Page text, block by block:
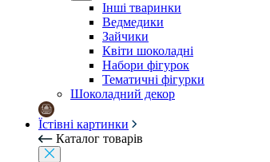
Інші тваринки
Ведмедики
Зайчики
Квіти шоколадні
Набори фігурок
Тематичні фігурки
Шоколадний декор
Їстівні картинки
Каталог товарів